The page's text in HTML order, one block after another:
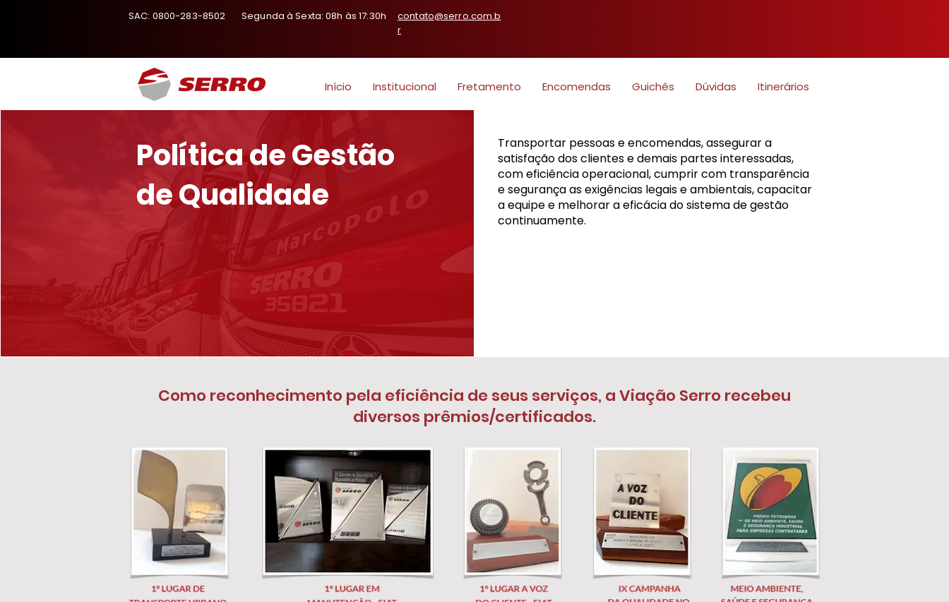
SAC: 0800-283-8502 Segunda à Sexta: 08h às 17:30h
contato@serro.com.b
r
Início Institucional Fretamento Encomendas Guichês Dúvidas Itinerários
Política de Gestão
de Qualidade
Transportar pessoas e encomendas, assegurar a
satisfação dos clientes e demais partes interessadas,
com eficiência operacional, cumprir com transparência
e segurança as exigências legais e ambientais, capacitar
a equipe e melhorar a eficácia do sistema de gestão
continuamente.
Como reconhecimento pela eficiência de seus serviços, a Viação Serro recebeu
diversos prêmios/certificados.